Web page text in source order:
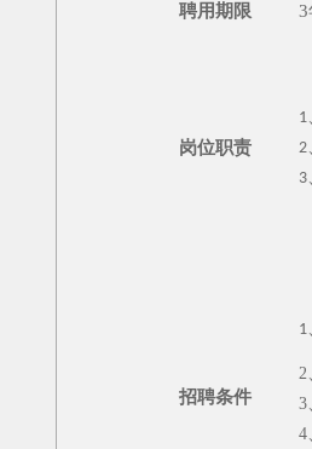
聘用期限 3
岗位职责
1
2
3
招聘条件
1
2
3
4